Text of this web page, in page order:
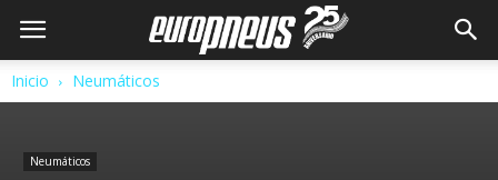
Inicio Neumáticos
Neumáticos